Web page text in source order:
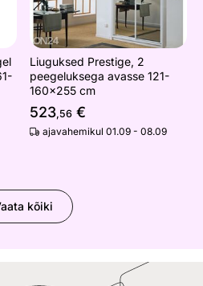
Liuguksed Prestige, 2
peegeluksega avasse 121-
160x255 cm
523,56 €
ajavahemikul 01.09 - 08.09
kõiki